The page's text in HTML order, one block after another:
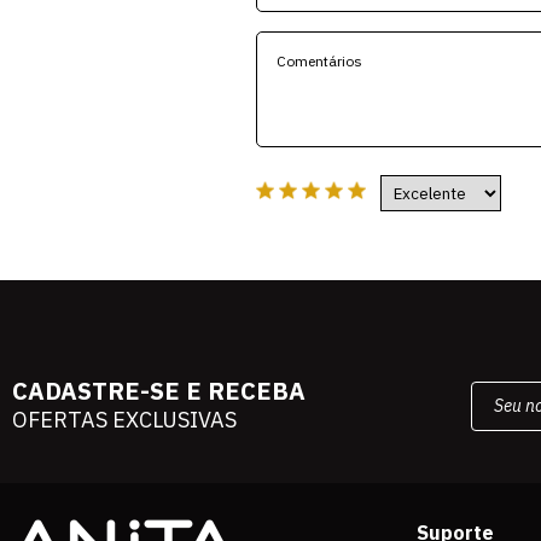
CADASTRE-SE E RECEBA
OFERTAS EXCLUSIVAS
Suporte